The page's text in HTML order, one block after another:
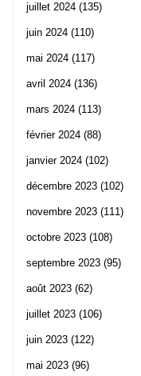
juillet 2024 (135)
juin 2024 (110)
mai 2024 (117)
avril 2024 (136)
mars 2024 (113)
février 2024 (88)
janvier 2024 (102)
décembre 2023 (102)
novembre 2023 (111)
octobre 2023 (108)
septembre 2023 (95)
août 2023 (62)
juillet 2023 (106)
juin 2023 (122)
mai 2023 (96)